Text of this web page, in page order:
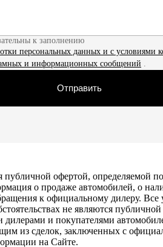
к заполнению
персональных данных и с условиями
и информационных сообщений .
Отправить
офертой, определяемой
о продаже автомобилей, о
к официальному дилеру.
не являются
и покупателями
из сделок, заключенных с
на Сайте.